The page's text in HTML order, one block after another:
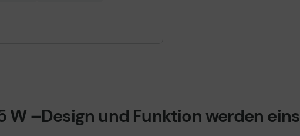
W –Design und Funktion werden eins